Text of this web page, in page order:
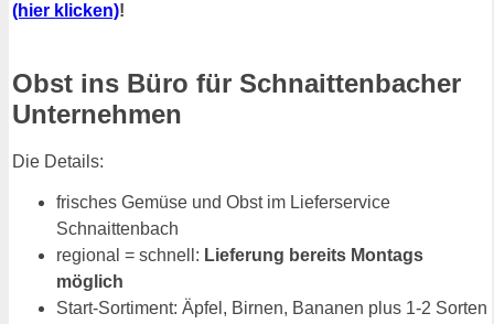
(hier klicken)!
Obst ins Büro für Schnaittenbacher
Unternehmen
Die Details:
frisches Gemüse und Obst im Lieferservice
Schnaittenbach
regional = schnell: Lieferung bereits Montags
möglich
Start-Sortiment: Äpfel, Birnen, Bananen plus 1-2 Sorten